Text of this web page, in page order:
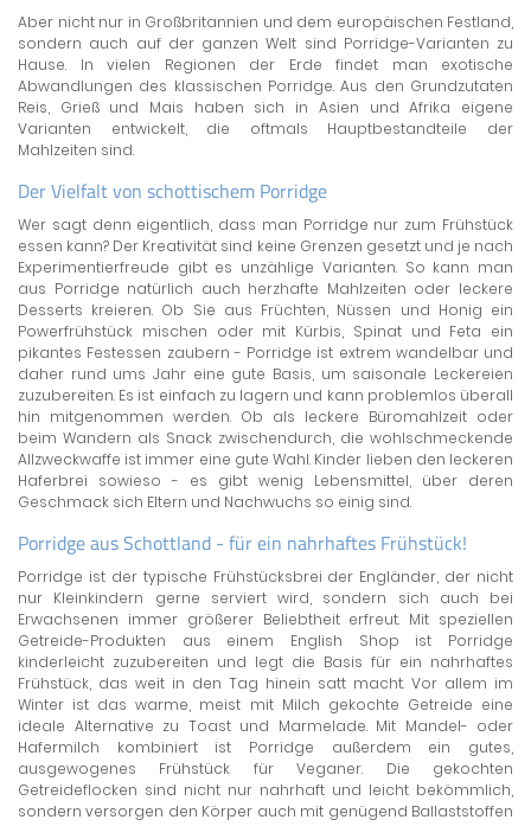
Aber nicht nur in Großbritannien und dem europäischen Festland,
sondern auch auf der ganzen Welt sind Porridge-Varianten zu
Hause. In vielen Regionen der Erde findet man exotische
Abwandlungen des klassischen Porridge. Aus den Grundzutaten
Reis, Grieß und Mais haben sich in Asien und Afrika eigene
Varianten entwickelt, die oftmals Hauptbestandteile der
Mahlzeiten sind.
Der Vielfalt von schottischem Porridge
Wer sagt denn eigentlich, dass man Porridge nur zum Frühstück
essen kann? Der Kreativität sind keine Grenzen gesetzt und je nach
Experimentierfreude gibt es unzählige Varianten. So kann man
aus Porridge natürlich auch herzhafte Mahlzeiten oder leckere
Desserts kreieren. Ob Sie aus Früchten, Nüssen und Honig ein
Powerfrühstück mischen oder mit Kürbis, Spinat und Feta ein
pikantes Festessen zaubern - Porridge ist extrem wandelbar und
daher rund ums Jahr eine gute Basis, um saisonale Leckereien
zuzubereiten. Es ist einfach zu lagern und kann problemlos überall
hin mitgenommen werden. Ob als leckere Büromahlzeit oder
beim Wandern als Snack zwischendurch, die wohlschmeckende
Allzweckwaffe ist immer eine gute Wahl. Kinder lieben den leckeren
Haferbrei sowieso - es gibt wenig Lebensmittel, über deren
Geschmack sich Eltern und Nachwuchs so einig sind.
Porridge aus Schottland - für ein nahrhaftes Frühstück!
Porridge ist der typische Frühstücksbrei der Engländer, der nicht
nur Kleinkindern gerne serviert wird, sondern sich auch bei
Erwachsenen immer größerer Beliebtheit erfreut. Mit speziellen
Getreide-Produkten aus einem English Shop ist Porridge
kinderleicht zuzubereiten und legt die Basis für ein nahrhaftes
Frühstück, das weit in den Tag hinein satt macht. Vor allem im
Winter ist das warme, meist mit Milch gekochte Getreide eine
ideale Alternative zu Toast und Marmelade. Mit Mandel- oder
Hafermilch kombiniert ist Porridge außerdem ein gutes,
ausgewogenes Frühstück für Veganer. Die gekochten
Getreideflocken sind nicht nur nahrhaft und leicht bekömmlich,
sondern versorgen den Körper auch mit genügend Ballaststoffen